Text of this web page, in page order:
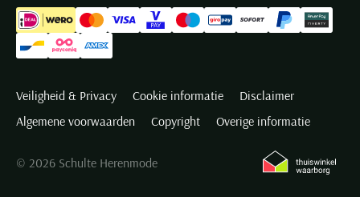
Veiligheid & Privacy Cookie informatie
Disclaimer
Algemene voorwaarden
Copyright Overige informatie
© 2026 Schulte Herenmode